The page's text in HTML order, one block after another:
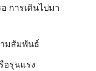
การเดินไปมา
มสัมพันธ์
อรุนแรง